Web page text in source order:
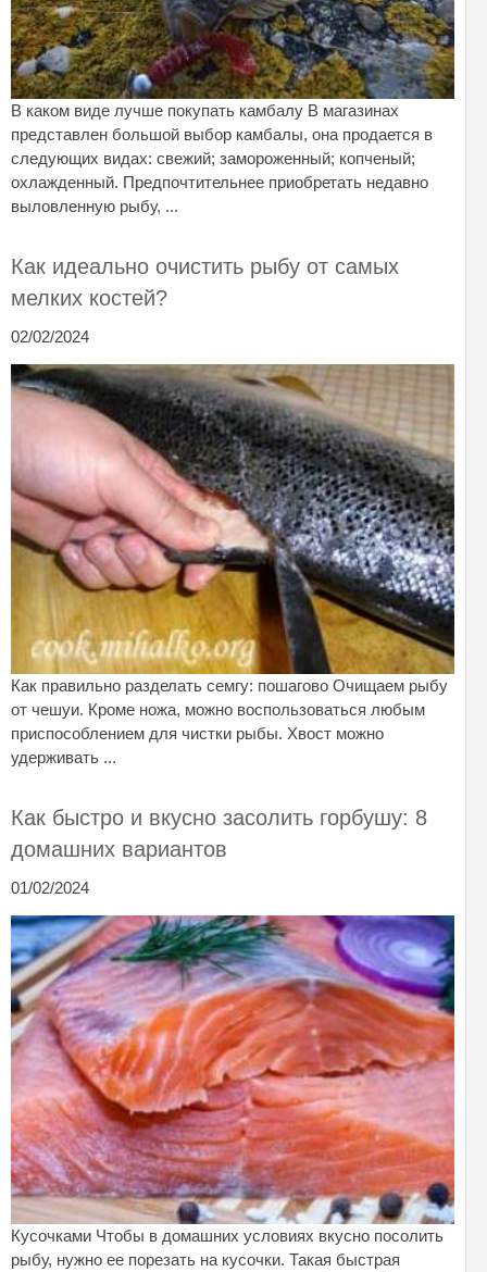
В каком виде лучше покупать камбалу В магазинах
представлен большой выбор камбалы, она продается в
следующих видах: свежий; замороженный; копченый;
охлажденный. Предпочтительнее приобретать недавно
выловленную рыбу, ...
Как идеально очистить рыбу от самых
мелких костей?
02/02/2024
Как правильно разделать семгу: пошагово Очищаем рыбу
от чешуи. Кроме ножа, можно воспользоваться любым
приспособлением для чистки рыбы. Хвост можно
удерживать ...
Как быстро и вкусно засолить горбушу: 8
домашних вариантов
01/02/2024
Кусочками Чтобы в домашних условиях вкусно посолить
рыбу, нужно ее порезать на кусочки. Такая быстрая